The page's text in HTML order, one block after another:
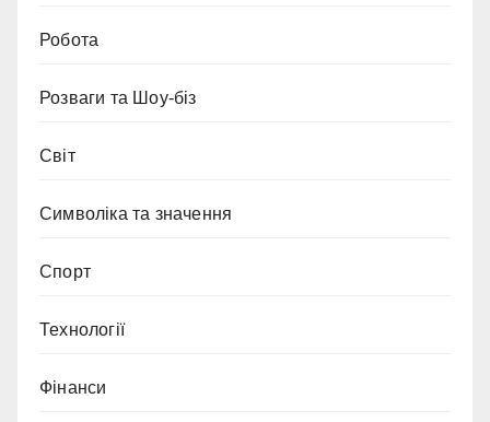
Робота
Розваги та Шоу-біз
Світ
Символіка та значення
Спорт
Технології
Фінанси